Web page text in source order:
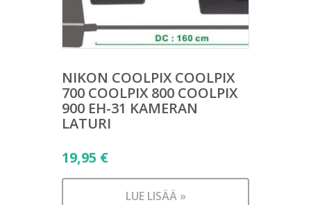
NIKON COOLPIX COOLPIX
700 COOLPIX 800 COOLPIX
900 EH-31 KAMERAN
LATURI
19,95 €
LUE LISÄÄ »